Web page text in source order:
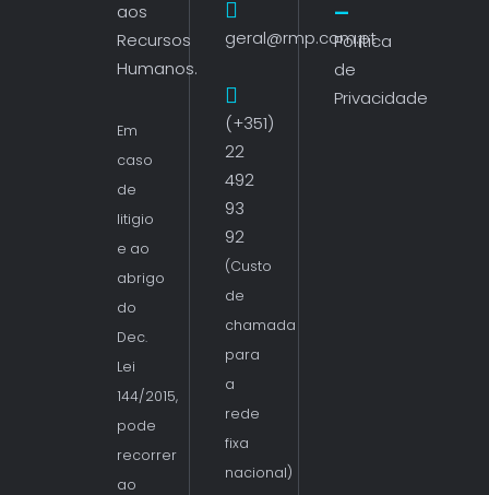
aos
Recursos
Humanos.
Em
caso
de
litigio
e ao
abrigo
do
Dec.
Lei
144/2015,
pode
recorrer
ao
geral@rmp.com.pt
(+351)
22
492
93
92
(Custo
de
chamada
para
a
rede
fixa
nacional)
Política
de
Privacidade